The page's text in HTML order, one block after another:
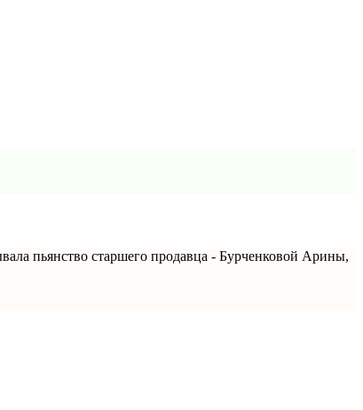
пьянство старшего продавца - Бурченковой Арины,